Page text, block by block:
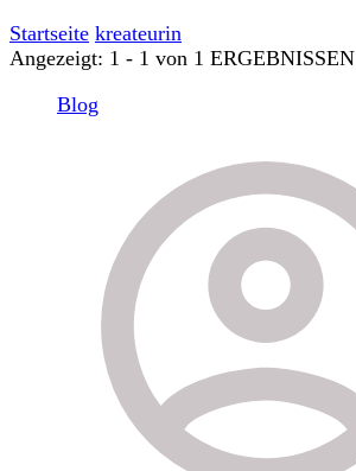
Startseite kreateurin
Angezeigt: 1 - 1 von 1 ERGEBNISSEN
Blog